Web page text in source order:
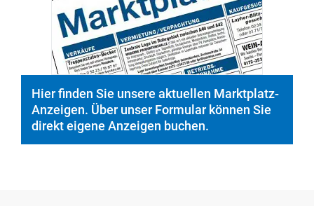
Hier finden Sie unsere aktuellen Marktplatz-
Anzeigen. Über unser Formular können Sie
direkt eigene Anzeigen buchen.